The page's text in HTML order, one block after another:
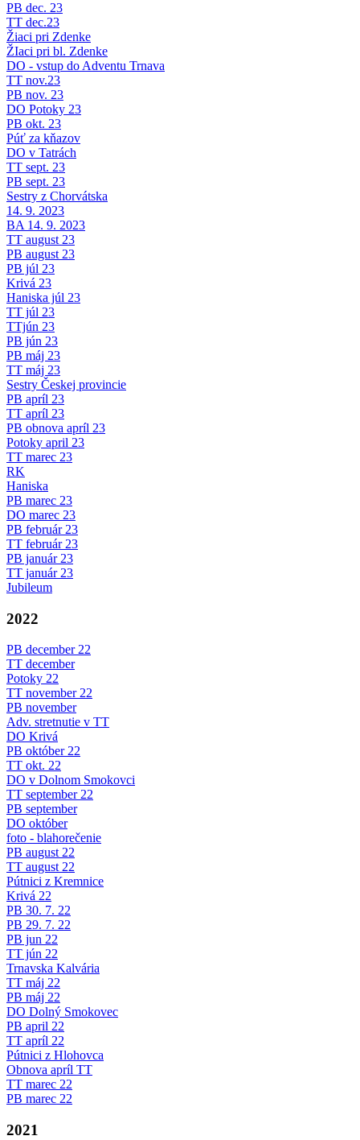
PB dec. 23
TT dec.23
Žiaci pri Zdenke
ŽIaci pri bl. Zdenke
DO - vstup do Adventu Trnava
TT nov.23
PB nov. 23
DO Potoky 23
PB okt. 23
Púť za kňazov
DO v Tatrách
TT sept. 23
PB sept. 23
Sestry z Chorvátska
14. 9. 2023
BA 14. 9. 2023
TT august 23
PB august 23
PB júl 23
Krivá 23
Haniska júl 23
TT júl 23
TTjún 23
PB jún 23
PB máj 23
TT máj 23
Sestry Českej provincie
PB apríl 23
TT apríl 23
PB obnova apríl 23
Potoky april 23
TT marec 23
RK
Haniska
PB marec 23
DO marec 23
PB február 23
TT február 23
PB január 23
TT január 23
Jubileum
2022
PB december 22
TT december
Potoky 22
TT november 22
PB november
Adv. stretnutie v TT
DO Krivá
PB október 22
TT okt. 22
DO v Dolnom Smokovci
TT september 22
PB september
DO október
foto - blahorečenie
PB august 22
TT august 22
Pútnici z Kremnice
Krivá 22
PB 30. 7. 22
PB 29. 7. 22
PB jun 22
TT jún 22
Trnavska Kalvária
TT máj 22
PB máj 22
DO Dolný Smokovec
PB april 22
TT apríl 22
Pútnici z Hlohovca
Obnova apríl TT
TT marec 22
PB marec 22
2021